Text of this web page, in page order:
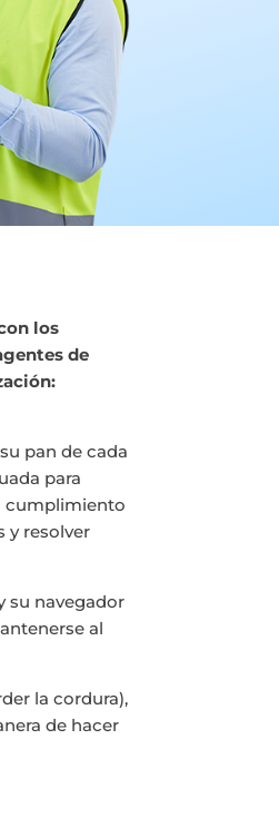
los
de
pan de cada
para
cumplimiento
y resolver
su navegador
al
la cordura),
de hacer